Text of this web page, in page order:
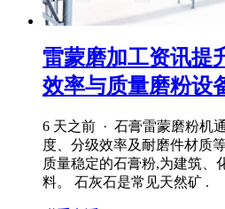
雷蒙磨加工资讯提
效率与质量磨粉设
6 天之前 · 石膏雷蒙磨粉机
度、分级效率及耐磨件材质
质量稳定的石膏粉,为建筑、
料。 石灰石是常见天然矿 .